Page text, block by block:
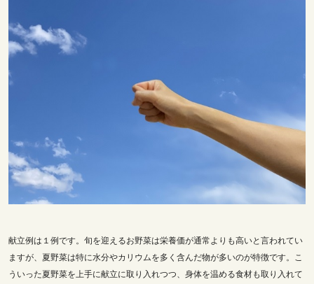
献立例は１例です。旬を迎えるお野菜は栄養価が通常よりも高いと言われてい
ますが、夏野菜は特に水分やカリウムを多く含んだ物が多いのが特徴です。こ
ういった夏野菜を上手に献立に取り入れつつ、身体を温める食材も取り入れて